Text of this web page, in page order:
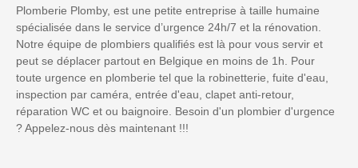
Plomberie Plomby, est une petite entreprise à taille humaine
spécialisée dans le service d’urgence 24h/7 et la rénovation.
Notre équipe de plombiers qualifiés est là pour vous servir et
peut se déplacer partout en Belgique en moins de 1h. Pour
toute urgence en plomberie tel que la robinetterie, fuite d'eau,
inspection par caméra, entrée d'eau, clapet anti-retour,
réparation WC et ou baignoire. Besoin d'un plombier d'urgence
? Appelez-nous dès maintenant !!!